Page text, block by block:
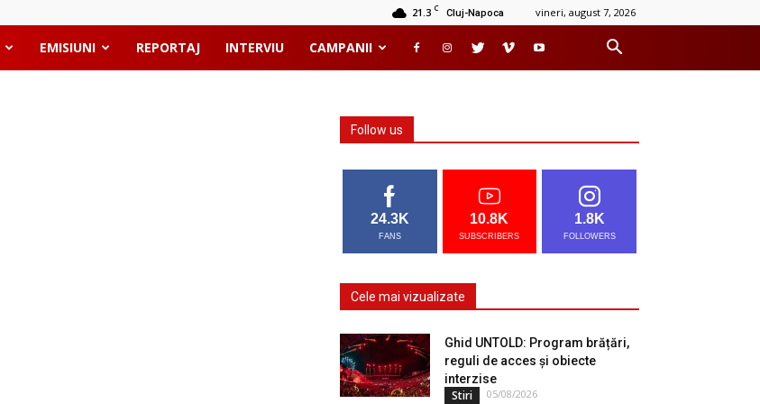
21.3 C Cluj-Napoca vineri, august 7, 2026
EMISIUNI REPORTAJ INTERVIU CAMPANII
Follow us
24.3K
FANS
10.8K
SUBSCRIBERS
1.8K
FOLLOWERS
Cele mai vizualizate
Ghid UNTOLD: Program brățări,
reguli de acces și obiecte
interzise
Stiri 05/08/2026